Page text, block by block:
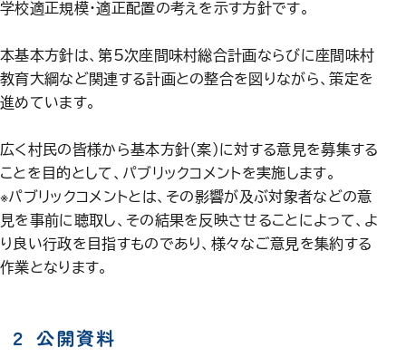
学校適正規模・適正配置の考えを示す方針です。
本基本方針は、第5次座間味村総合計画ならびに座間味村
教育大綱など関連する計画との整合を図りながら、策定を
進めています。
広く村民の皆様から基本方針（案）に対する意見を募集する
ことを目的として、パブリックコメントを実施します。
※パブリックコメントとは、その影響が及ぶ対象者などの意
見を事前に聴取し、その結果を反映させることによって、よ
り良い行政を目指すものであり、様々なご意見を集約する
作業となります。
２ 公開資料